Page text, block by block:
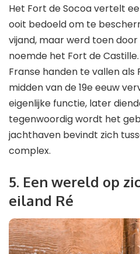
Het Fort de Socoa vertelt
ooit bedoeld om te
vijand, maar werd toen
noemde het Fort de
Franse handen te vallen als
midden van de 19e eeuw
eigenlijke functie, later
tegenwoordig wordt het
jachthaven bevindt zich
complex.
5. Een wereld op
eiland Ré